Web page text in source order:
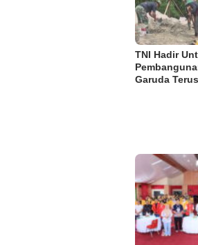
TNI Hadir
Garuda